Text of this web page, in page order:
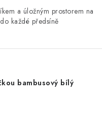
a úložným prostorem na
každé předsíně
bambusový bílý